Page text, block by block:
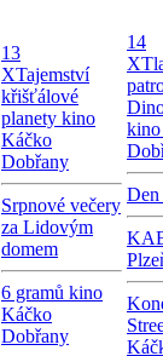
13
XTajemství
křišťálové
planety kino
Káčko
Dobřany
Srpnové večery
za Lidovým
domem
6 gramů kino
Káčko
Dobřany
14
X
Den